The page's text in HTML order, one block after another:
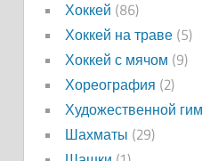
Хоккей (86)
Хоккей на траве(5)
Хоккей с мячом (9)
Хореография (2)
Художественной
Шахматы (29)